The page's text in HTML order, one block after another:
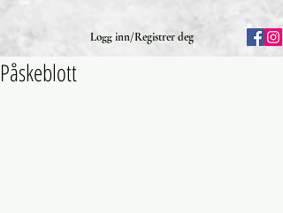
Logg inn/Registrer deg
Påskeblott